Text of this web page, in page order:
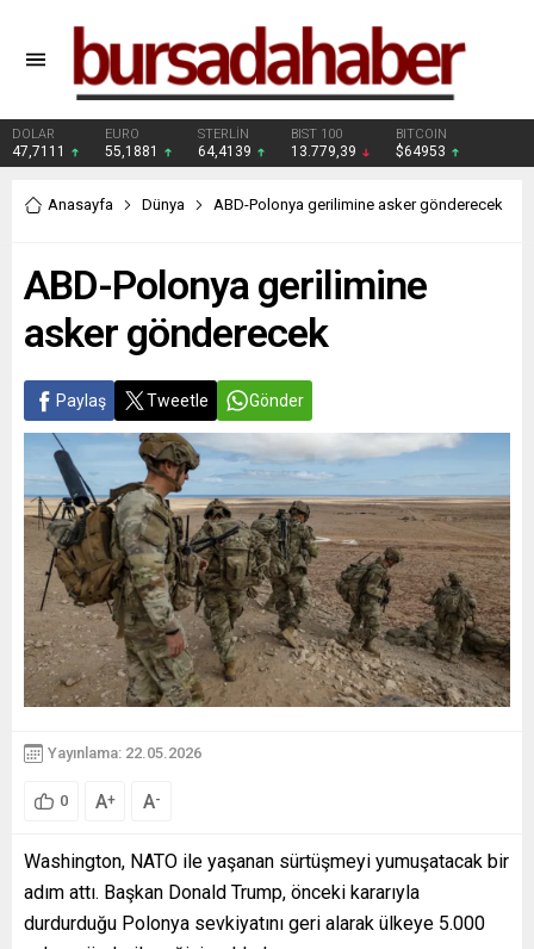
DOLAR
47,7111
EURO
55,1881
STERLİN
64,4139
BIST 100
13.779,39
BITCOIN
$64953
Anasayfa Dünya ABD-Polonya gerilimine asker gönderecek
ABD-Polonya gerilimine
asker gönderecek
Paylaş Tweetle Gönder
Yayınlama: 22.05.2026
0 A+ A-
Washington, NATO ile yaşanan sürtüşmeyi yumuşatacak bir
adım attı. Başkan Donald Trump, önceki kararıyla
durdurduğu Polonya sevkiyatını geri alarak ülkeye 5.000